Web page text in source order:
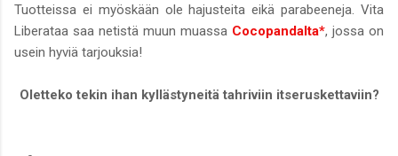
Tuotteissa ei myöskään ole hajusteita eikä parabeeneja. Vita
Liberataa saa netistä muun muassa Cocopandalta*, jossa on
usein hyviä tarjouksia!
Oletteko tekin ihan kyllästyneitä tahriviin itseruskettaviin?